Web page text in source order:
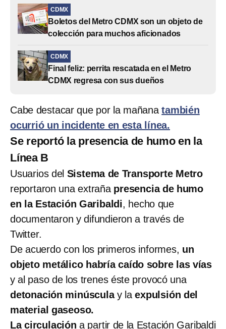
CDMX
Boletos del Metro CDMX son un objeto de
colección para muchos aficionados
CDMX
Final feliz: perrita rescatada en el Metro
CDMX regresa con sus dueños
Cabe destacar que por la mañanatambién
ocurrió un incidente en esta línea.
Se reportó la presencia de humo en la
Línea B
Usuarios del Sistema de Transporte Metro
reportaron una extrañapresencia de humo
en la Estación Garibaldi, hecho que
documentaron y difundieron a través de
Twitter.
De acuerdo con los primeros informes, un
objeto metálico habría caído sobre las vías
y al paso de los trenes éste provocó una
detonación minúsculay laexpulsión del
material gaseoso.
La circulacióna partir de la Estación Garibaldi